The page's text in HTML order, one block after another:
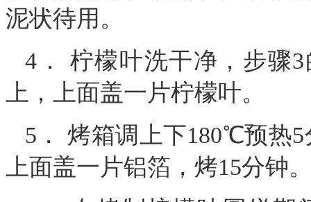
泥状待用。
4． 柠檬叶洗干净，步骤
上，上面盖一片柠檬叶。
5． 烤箱调上下180℃预热
上面盖一片铝箔，烤15分钟